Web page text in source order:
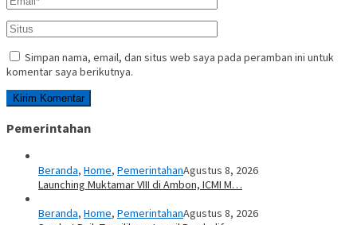
Simpan nama, email, dan situs web saya pada peramban ini untuk
komentar saya berikutnya.
Pemerintahan
Beranda, Home, PemerintahanAgustus 8, 2026
Launching Muktamar VIII di Ambon, ICMI M…
Beranda, Home, PemerintahanAgustus 8, 2026